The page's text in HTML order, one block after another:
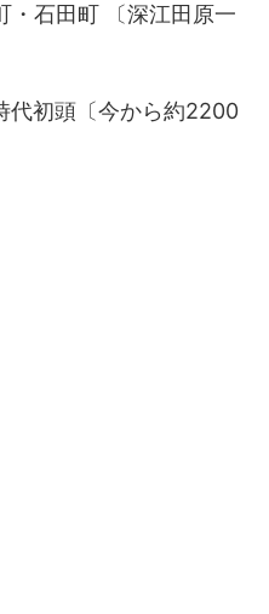
・石田町 〔深江田原一
代初頭〔今から約2200